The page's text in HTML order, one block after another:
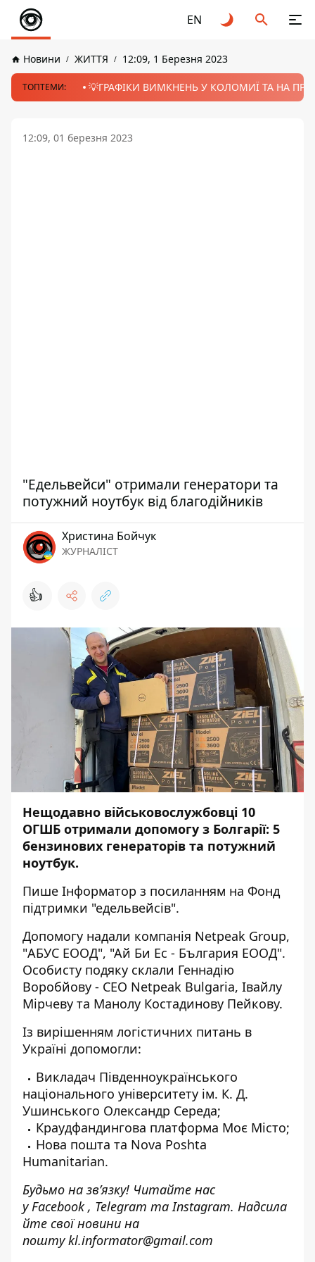
EN
Новини ЖИТТЯ 12:09, 1 Березня 2023
ТОПТЕМИ: 💡ГРАФІКИ ВИМКНЕНЬ У КОЛОМИЇ ТА НА
12:09, 01 березня 2023
"Едельвейси" отримали генератори та
потужний ноутбук від благодійників
Христина Бойчук
ЖУРНАЛІСТ
👍
Нещодавно військовослужбовці 10
ОГШБ отримали допомогу з Болгарії: 5
бензинових генераторів та потужний
ноутбук.
Пише Інформатор з посиланням на Фонд
підтримки "едельвейсів".
Допомогу надали компанія Netpeak Group,
"АБУС ЕООД", "Ай Би Ес - България ЕООД".
Особисту подяку склали Геннадію
Воробйову - CEO Netpeak Bulgaria, Івайлу
Мірчеву та Манолу Костадинову Пейкову.
Із вирішенням логістичних питань в
Україні допомогли:
Викладач Південноукраїнського
національного університету ім. К. Д.
Ушинського Олександр Середа;
Краудфандингова платформа Моє Місто;
Нова пошта та Nova Poshta
Humanitarian.
Будьмо на зв’язку! Читайте нас
уFacebook, Telegram таInstagram. Надсила
йте свої новини на
поштуkl.informator@gmail.com